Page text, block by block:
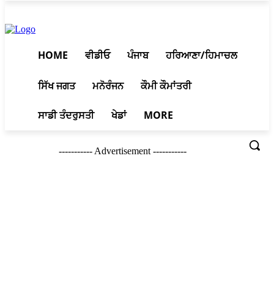
HOME ਵੀਡੀਓ ਪੰਜਾਬ ਹਰਿਆਣਾ/ਹਿਮਾਚਲ
ਸਿੱਖ ਜਗਤ ਮਨੋਰੰਜਨ ਕੌਮੀ ਕੌਮਾਂਤਰੀ
ਸਾਡੀ ਤੰਦਰੁਸਤੀ ਖੇਡਾਂ MORE
----------- Advertisement -----------